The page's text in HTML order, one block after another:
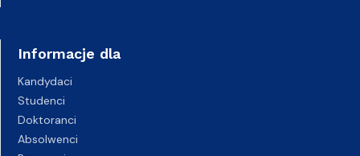
Informacje dla
Kandydaci
Studenci
Doktoranci
Absolwenci